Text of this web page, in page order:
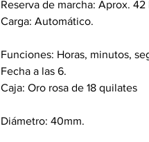
Reserva de marcha: Aprox. 42
Carga: Automático.
Funciones: Horas, minutos,
Fecha a las 6.
Caja: Oro rosa de 18 quilates
Diámetro: 40mm.